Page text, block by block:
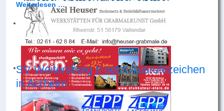
Weiterlesen …
SV Weitersburg II setzt Ausrufezeichen
in Arzheim